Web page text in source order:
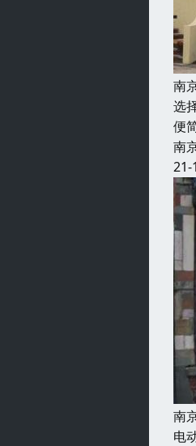
南
选
便
南
21-
南
电